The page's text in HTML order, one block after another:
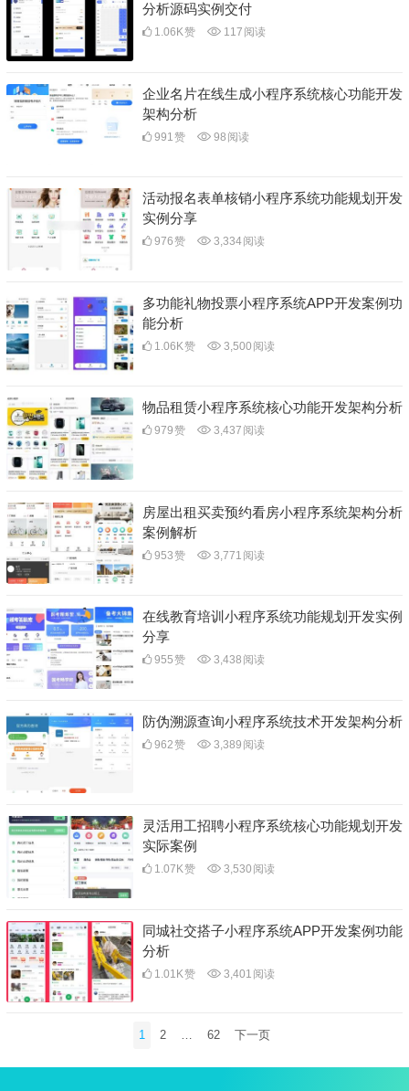
分析源码实例交付
1.06K赞 117 阅读
企业名片在线生成小程序系统核心功能开发
架构分析
991赞 98 阅读
活动报名表单核销小程序系统功能规划开发
实例分享
976赞 3,334阅读
多功能礼物投票小程序系统APP开发案例功
能分析
1.06K赞 3,500 阅读
物品租赁小程序系统核心功能开发架构分析
979赞 3,437 阅读
房屋出租买卖预约看房小程序系统架构分析
案例解析
953赞 3,771 阅读
在线教育培训小程序系统功能规划开发实例
分享
955赞 3,438 阅读
防伪溯源查询小程序系统技术开发架构分析
962赞 3,389 阅读
灵活用工招聘小程序系统核心功能规划开发
实际案例
1.07K赞 3,530 阅读
同城社交搭子小程序系统APP开发案例功能
分析
1.01K赞 3,401 阅读
分
1 2 62 下一页